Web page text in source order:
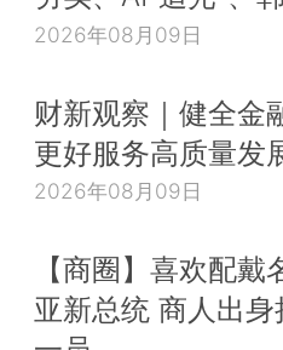
2026年08月09日
财新观察｜健全金
更好服务高质量发
2026年08月09日
【商圈】喜欢配
亚新总统 商人出身